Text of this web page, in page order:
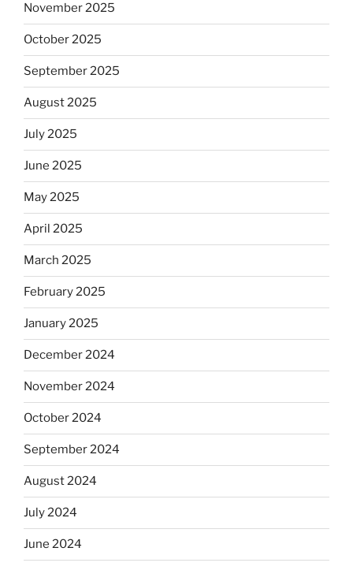
November 2025
October 2025
September 2025
August 2025
July 2025
June 2025
May 2025
April 2025
March 2025
February 2025
January 2025
December 2024
November 2024
October 2024
September 2024
August 2024
July 2024
June 2024